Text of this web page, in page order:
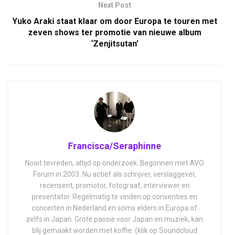
Next Post
Yuko Araki staat klaar om door Europa te touren met
zeven shows ter promotie van nieuwe album
‘Zenjitsutan’
Francisca/Seraphinne
Nooit tevreden, altijd op onderzoek. Begonnen met AVO
Forum in 2003. Nu actief als schrijver, verslaggever,
recensent, promotor, fotograaf, interviewer en
presentator. Regelmatig te vinden op conventies en
concerten in Nederland en soms elders in Europa of
zelfs in Japan. Grote passie voor Japan en muziek, kan
blij gemaakt worden met koffie. (klik op Soundcloud